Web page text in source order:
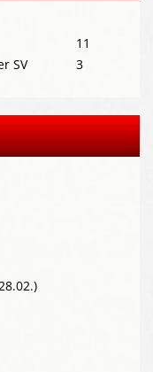
11
SV
3